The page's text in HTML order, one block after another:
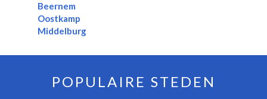
Beernem
Oostkamp
Middelburg
POPULAIRE STEDEN